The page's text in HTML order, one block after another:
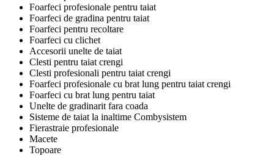
Foarfeci profesionale pentru taiat
Foarfeci de gradina pentru taiat
Foarfeci pentru recoltare
Foarfeci cu clichet
Accesorii unelte de taiat
Clesti pentru taiat crengi
Clesti profesionali pentru taiat crengi
Foarfeci profesionale cu brat lung pentru taiat crengi
Foarfeci cu brat lung pentru taiat
Unelte de gradinarit fara coada
Sisteme de taiat la inaltime Combysistem
Fierastraie profesionale
Macete
Topoare